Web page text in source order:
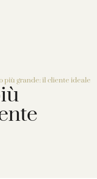
più grande: il cliente ideale